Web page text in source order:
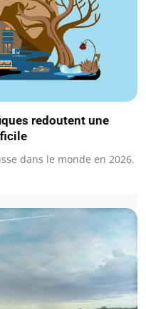
redoutent une
dans le monde en 2026.